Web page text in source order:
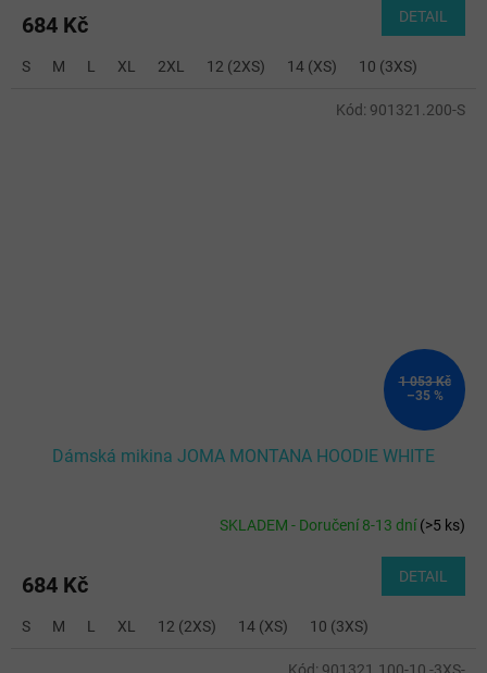
684 Kč DETAIL
S M L XL 2XL 12 (2XS) 14 (XS) 10 (3XS)
1 053 Kč
–35 %
Dámská mikina JOMA MONTANA HOODIE WHITE
SKLADEM - Doručení 8-13 dní(>5 ks)
684 Kč DETAIL
S M L XL 12 (2XS) 14 (XS) 10 (3XS)
Kód: 901321.200-S